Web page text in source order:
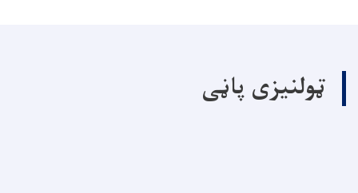
ټولنیزی پاڼی